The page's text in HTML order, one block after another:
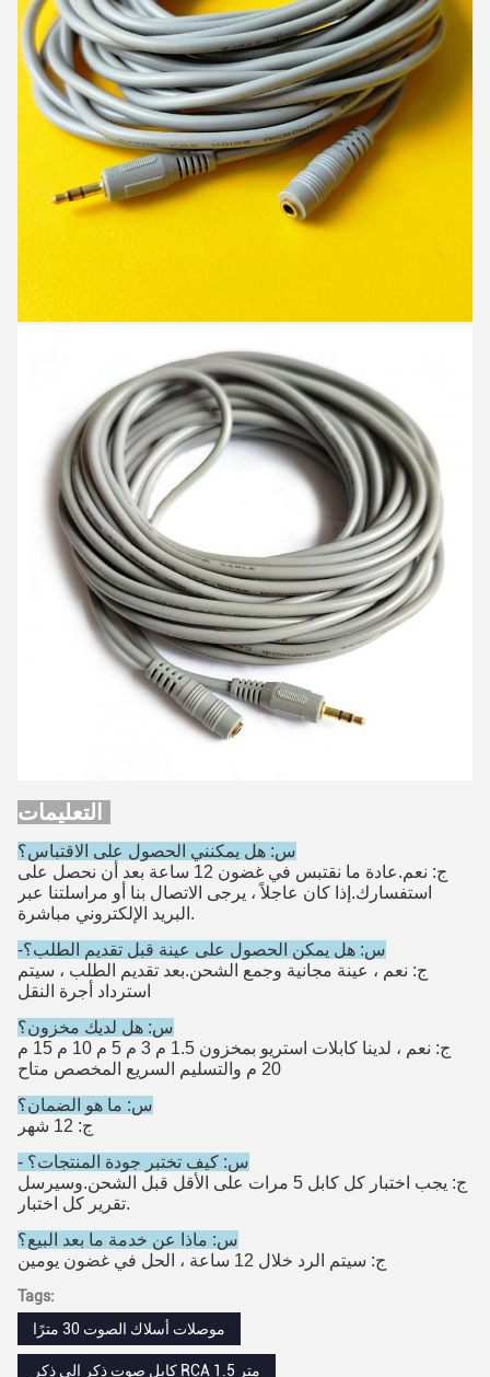
س: هل يمكنني الحصول على الاقتباس؟
ج: نعم.عادة ما نقتبس في غضون 12 ساعة بعد أن نحصل على
استفسارك.إذا كان عاجلاً ، يرجى الاتصال بنا أو مراسلتنا عبر
البريد الإلكتروني مباشرة.
-س: هل يمكن الحصول على عينة قبل تقديم الطلب؟
ج: نعم ، عينة مجانية وجمع الشحن.بعد تقديم الطلب ، سيتم
استرداد أجرة النقل
س: هل لديك مخزون؟
ج: نعم ، لدينا كابلات استريو بمخزون 1.5 م 3 م 5 م 10 م 15 م
20 م والتسليم السريع المخصص متاح
س: ما هو الضمان؟
ج: 12 شهر
- س: كيف تختبر جودة المنتجات؟
ج: يجب اختبار كل كابل 5 مرات على الأقل قبل الشحن.وسيرسل
تقرير كل اختبار.
س: ماذا عن خدمة ما بعد البيع؟
ج: سيتم الرد خلال 12 ساعة ، الحل في غضون يومين
Tags:
موصلات أسلاك الصوت 30 مترًا
كابل صوت ذكر إلى ذكر RCA 1.5 متر